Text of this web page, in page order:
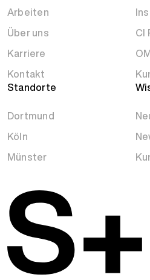
Arbeiten
Über uns
Karriere
Kontakt
CI
Standorte
Dortmund
Köln
Münster